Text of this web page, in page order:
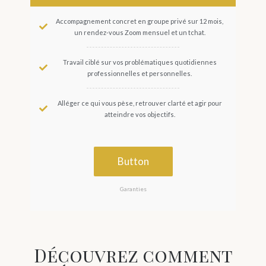
Accompagnement concret en groupe privé sur 12 mois,
un rendez-vous Zoom mensuel et un tchat.
Travail ciblé sur vos problématiques quotidiennes
professionnelles et personnelles.
Alléger ce qui vous pèse, retrouver clarté et agir pour
atteindre vos objectifs.
Button
Garanties
Découvrez comment